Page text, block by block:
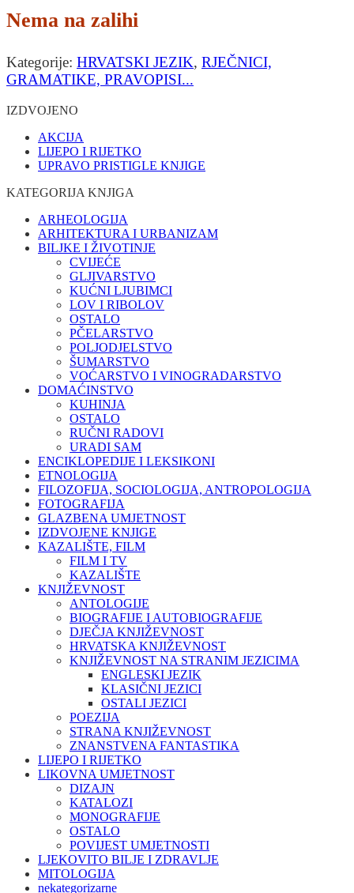
Nema na zalihi
Kategorije: HRVATSKI JEZIK, RJEČNICI,
GRAMATIKE, PRAVOPISI...
IZDVOJENO
AKCIJA
LIJEPO I RIJETKO
UPRAVO PRISTIGLE KNJIGE
KATEGORIJA KNJIGA
ARHEOLOGIJA
ARHITEKTURA I URBANIZAM
BILJKE I ŽIVOTINJE
CVIJEĆE
GLJIVARSTVO
KUĆNI LJUBIMCI
LOV I RIBOLOV
OSTALO
PČELARSTVO
POLJODJELSTVO
ŠUMARSTVO
VOĆARSTVO I VINOGRADARSTVO
DOMAĆINSTVO
KUHINJA
OSTALO
RUČNI RADOVI
URADI SAM
ENCIKLOPEDIJE I LEKSIKONI
ETNOLOGIJA
FILOZOFIJA, SOCIOLOGIJA, ANTROPOLOGIJA
FOTOGRAFIJA
GLAZBENA UMJETNOST
IZDVOJENE KNJIGE
KAZALIŠTE, FILM
FILM I TV
KAZALIŠTE
KNJIŽEVNOST
ANTOLOGIJE
BIOGRAFIJE I AUTOBIOGRAFIJE
DJEČJA KNJIŽEVNOST
HRVATSKA KNJIŽEVNOST
KNJIŽEVNOST NA STRANIM JEZICIMA
ENGLESKI JEZIK
KLASIČNI JEZICI
OSTALI JEZICI
POEZIJA
STRANA KNJIŽEVNOST
ZNANSTVENA FANTASTIKA
LIJEPO I RIJETKO
LIKOVNA UMJETNOST
DIZAJN
KATALOZI
MONOGRAFIJE
OSTALO
POVIJEST UMJETNOSTI
LJEKOVITO BILJE I ZDRAVLJE
MITOLOGIJA
nekategorizarne